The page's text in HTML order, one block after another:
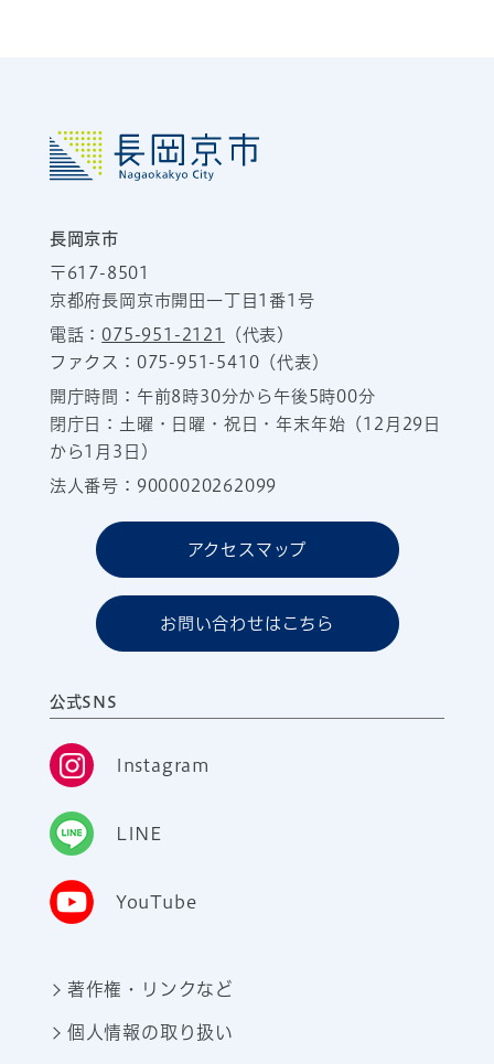
長岡京市
〒617-8501
京都府長岡京市開田一丁目1番1号
電話：075-951-2121
（代表）
ファクス：075-951-5410（代表）
開庁時間：午前8時30分から午後5時00分
閉庁日：土曜・日曜・祝日・年末年始（12月29日
から1月3日）
法人番号：9000020262099
アクセスマップ
お問い合わせはこちら
公式SNS
Instagram
LINE
YouTube
著作権・リンクなど
個人情報の取り扱い